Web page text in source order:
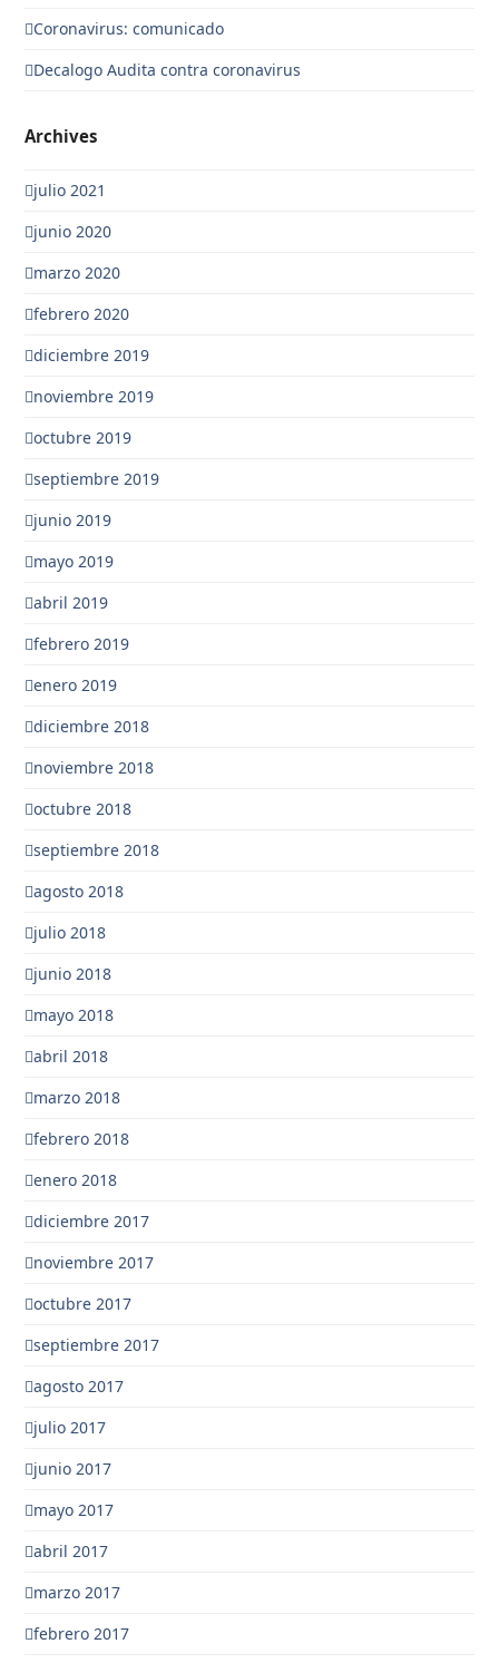
Coronavirus: comunicado
Decalogo Audita contra coronavirus
Archives
julio 2021
junio 2020
marzo 2020
febrero 2020
diciembre 2019
noviembre 2019
octubre 2019
septiembre 2019
junio 2019
mayo 2019
abril 2019
febrero 2019
enero 2019
diciembre 2018
noviembre 2018
octubre 2018
septiembre 2018
agosto 2018
julio 2018
junio 2018
mayo 2018
abril 2018
marzo 2018
febrero 2018
enero 2018
diciembre 2017
noviembre 2017
octubre 2017
septiembre 2017
agosto 2017
julio 2017
junio 2017
mayo 2017
abril 2017
marzo 2017
febrero 2017